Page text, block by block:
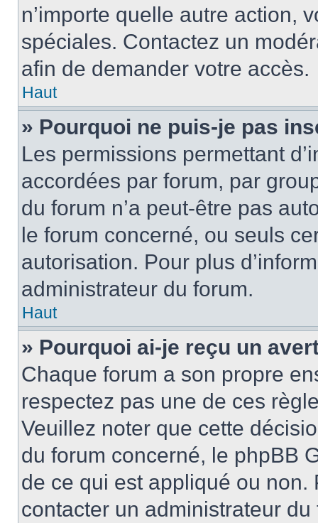
n’importe quelle autre action,
spéciales. Contactez un
afin de demander votre accès.
Haut
» Pourquoi ne puis-je pas
Les permissions permettant
accordées par forum, par
du forum n’a peut-être pas
le forum concerné, ou seuls
autorisation. Pour plus
administrateur du forum.
Haut
» Pourquoi ai-je reçu un
Chaque forum a son propre
respectez pas une de ces
Veuillez noter que cette
du forum concerné, le phpBB
de ce qui est appliqué ou non.
contacter un administrateur du